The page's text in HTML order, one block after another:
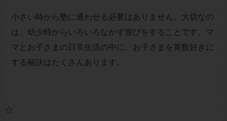
小さい時から塾に通わせる必要はありません。大切なの
は、幼少時からいろいろなかず遊びをすることです。マ
マとお子さまの日常生活の中に、お子さまを算数好きに
する秘訣はたくさんあります。
☆